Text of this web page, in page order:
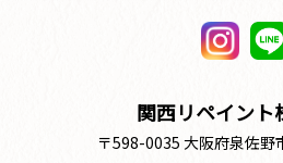
関西リペイント
〒598-0035 大阪府泉佐野